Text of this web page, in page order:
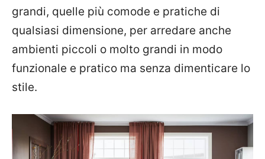
grandi, quelle più comode e pratiche di
qualsiasi dimensione, per arredare anche
ambienti piccoli o molto grandi in modo
funzionale e pratico ma senza dimenticare lo
stile.